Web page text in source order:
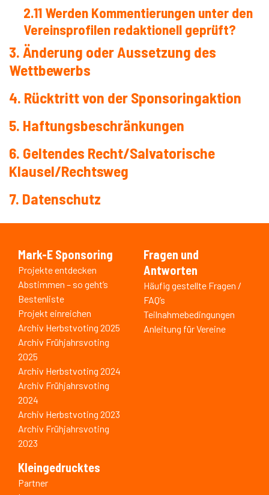
2.11 Werden Kommentierungen unter den
Vereinsprofilen redaktionell geprüft?
3. Änderung oder Aussetzung des
Wettbewerbs
4. Rücktritt von der Sponsoringaktion
5. Haftungsbeschränkungen
6. Geltendes Recht/Salvatorische
Klausel/Rechtsweg
7. Datenschutz
Mark-E Sponsoring
Projekte entdecken
Abstimmen – so geht’s
Bestenliste
Projekt einreichen
Archiv Herbstvoting 2025
Archiv Frühjahrsvoting
2025
Archiv Herbstvoting 2024
Archiv Frühjahrsvoting
2024
Archiv Herbstvoting 2023
Archiv Frühjahrsvoting
2023
Fragen und
Antworten
Häufig gestellte Fragen /
FAQ’s
Teilnahmebedingungen
Anleitung für Vereine
Kleingedrucktes
Partner